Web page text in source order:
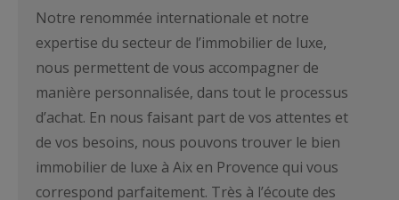
Notre renommée internationale et notre
expertise du secteur de l’immobilier de luxe,
nous permettent de vous accompagner de
manière personnalisée, dans tout le processus
d’achat. En nous faisant part de vos attentes et
de vos besoins, nous pouvons trouver le bien
immobilier de luxe à Aix en Provence qui vous
correspond parfaitement. Très à l’écoute des